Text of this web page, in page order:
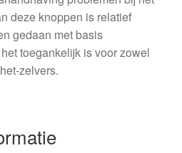
deze knoppen is relatief
gedaan met basis
toegankelijk is voor zowel
zelvers.